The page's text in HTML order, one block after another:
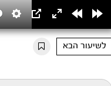
fullscreen
15s
15s
לשיעור הבא